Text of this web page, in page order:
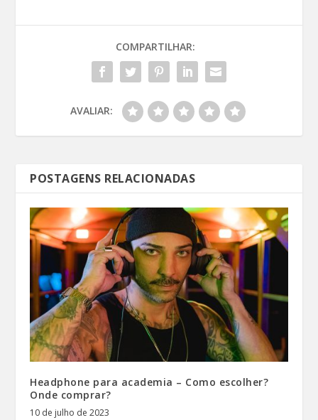
COMPARTILHAR:
AVALIAR:
POSTAGENS RELACIONADAS
Headphone para academia – Como escolher?
Onde comprar?
10 de julho de 2023